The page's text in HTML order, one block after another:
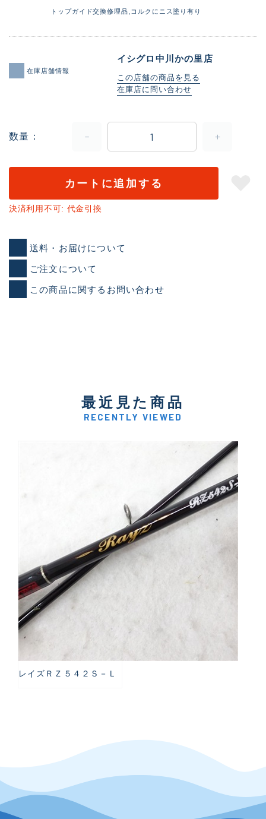
トップガイド交換修理品,コルクにニス塗り有り
在庫店舗情報
イシグロ中川かの里店
この店舗の商品を見る
在庫店に問い合わせ
数量
カートに追加する
決済利用不可: 代金引換
送料・お届けについて
ご注文について
この商品に関するお問い合わせ
最近見た商品
RECENTLY VIEWED
レイズＲＺ５４２Ｓ－Ｌ